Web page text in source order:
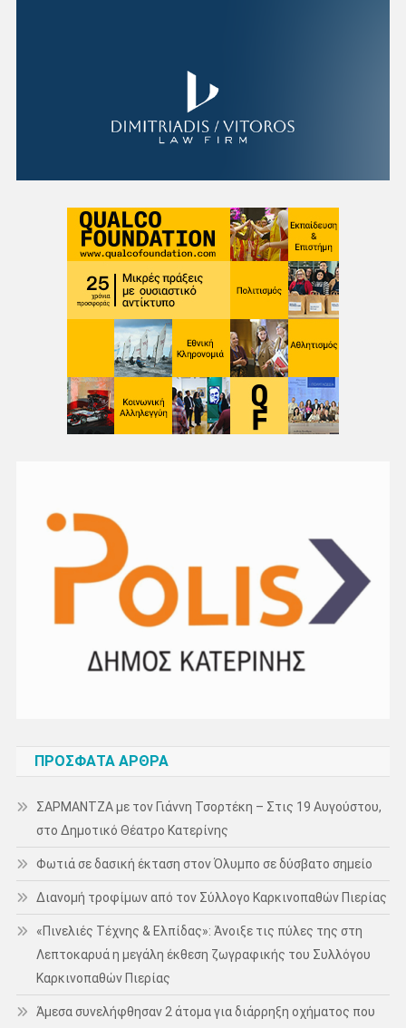
ΠΡΌΣΦΑΤΑ ΆΡΘΡΑ
ΣΑΡΜΑΝΤΖΑ με τον Γιάννη Τσορτέκη – Στις 19 Αυγούστου,
στο Δημοτικό Θέατρο Κατερίνης
Φωτιά σε δασική έκταση στον Όλυμπο σε δύσβατο σημείο
Διανομή τροφίμων από τον Σύλλογο Καρκινοπαθών Πιερίας
«Πινελιές Τέχνης & Ελπίδας»: Άνοιξε τις πύλες της στη
Λεπτοκαρυά η μεγάλη έκθεση ζωγραφικής του Συλλόγου
Καρκινοπαθών Πιερίας
Άμεσα συνελήφθησαν 2 άτομα για διάρρηξη οχήματος που